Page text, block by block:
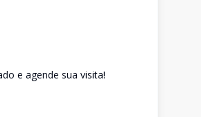
e agende sua visita!